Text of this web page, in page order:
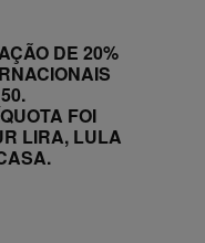
DE 20%
FOI
LIRA, LULA